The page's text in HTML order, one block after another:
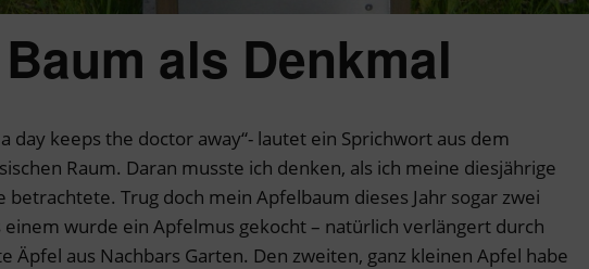
als Denkmal
day keeps the doctor away“- lautet ein Sprichwort aus dem
Raum. Daran musste ich denken, als ich meine diesjährige
betrachtete. Trug doch mein Apfelbaum dieses Jahr sogar zwei
einem wurde ein Apfelmus gekocht – natürlich verlängert durch
Äpfel aus Nachbars Garten. Den zweiten, ganz kleinen Apfel habe